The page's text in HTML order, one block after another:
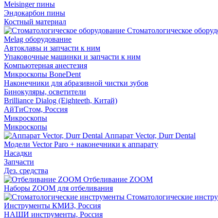
Meisinger пины
Эндокарбон пины
Костный материал
Стоматологическое
Melag оборудование
Автоклавы и запчасти к ним
Упаковочные машинки и запчасти к ним
Компьютерная анестезия
Микроскопы BoneDent
Наконечники для абразивной чистки зубов
Бинокуляры, осветители
Brilliance Dialog (Eighteeth, Китай)
АйТиСтом, Россия
Микроскопы
Микроскопы
Аппарат Vector, Durr Dental
Модели Vector Paro + наконечники к аппарату
Насадки
Запчасти
Дез. средства
Отбеливание ZOOM
Наборы ZOOM для отбеливания
Стоматологические
Инструменты КМИЗ, Россия
НАШИ инструменты, Россия